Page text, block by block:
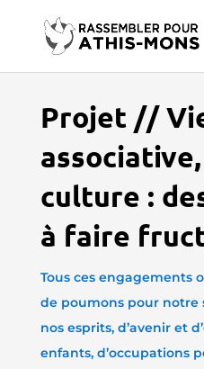
Projet //
culture :
à faire
Tous ces engagements
de poumons pour notre
nos esprits, d’avenir et
enfants, d’occupations